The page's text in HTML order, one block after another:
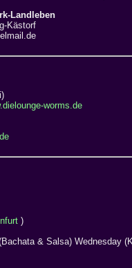
Landleben
Kästorf
worms.de
)
& Salsa) Wednesday